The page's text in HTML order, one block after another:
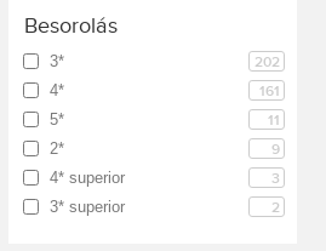
Besorolás
3*
202
4*
161
5*
11
2*
9
4* superior
3
3* superior
2